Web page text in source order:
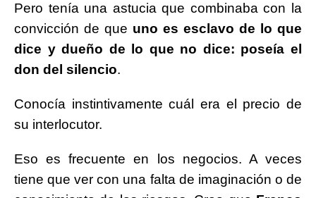
Pero tenía una astucia que combinaba con la
convicción de que uno es esclavo de lo que
dice y dueño de lo que no dice: poseía el
don del silencio.
Conocía instintivamente cuál era el precio de
su interlocutor.
Eso es frecuente en los negocios. A veces
tiene que ver con una falta de imaginación o de